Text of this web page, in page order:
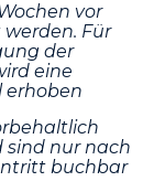
vor
Für
der
eine
erhoben
sind nur nach
buchbar